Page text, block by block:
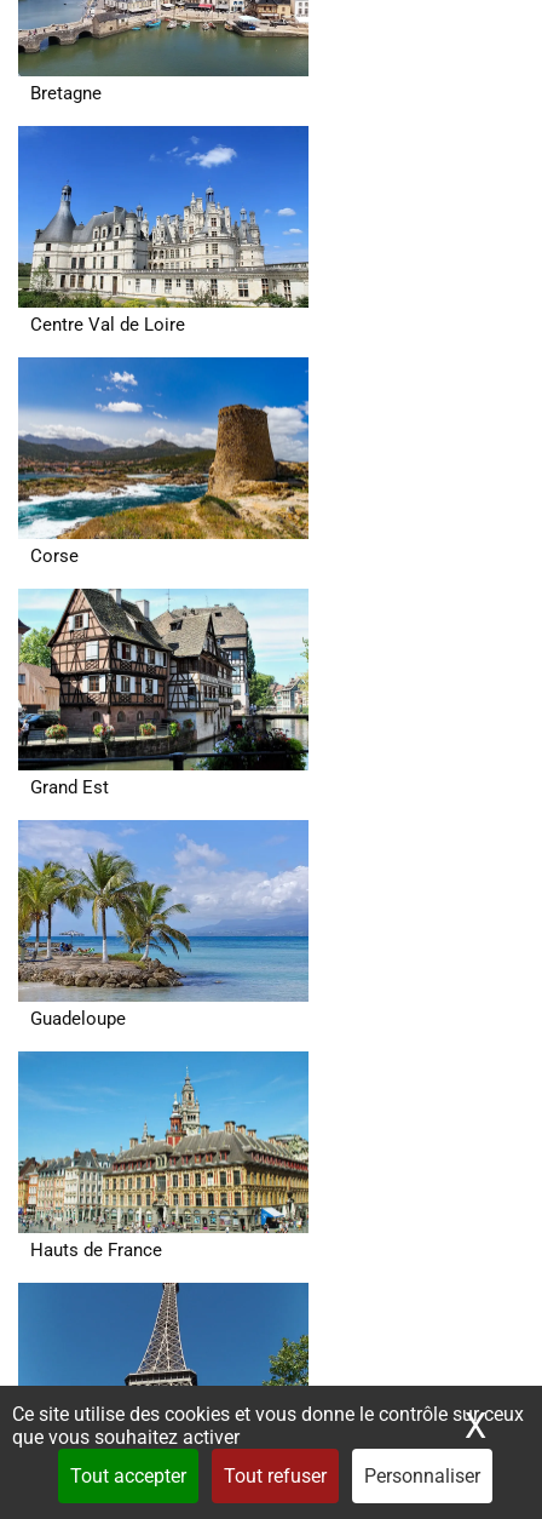
Ce site utilise des cookies et vous donne le contrôle sur ceux
que vous souhaitez activer
Tout accepter
Tout refuser Personnaliser
X
Bretagne
Centre Val de Loire
Corse
Grand Est
Guadeloupe
Hauts de France
Ile de France